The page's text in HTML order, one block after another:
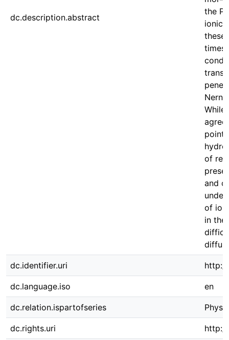
dc.description.abstract
the
ionic
these
While
of
and
of
in the
dc.identifier.uri
dc.language.iso en
dc.relation.ispartofseries
dc.rights.uri